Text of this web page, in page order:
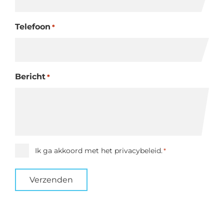
Telefoon *
Bericht *
Instemming
Ik ga akkoord met het privacybeleid.*
Verzenden